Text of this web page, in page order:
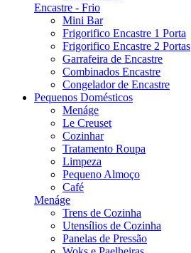
Encastre - Frio
Mini Bar
Frigorifico Encastre 1 Porta
Frigorifico Encastre 2 Portas
Garrafeira de Encastre
Combinados Encastre
Congelador de Encastre
Pequenos Domésticos
Menáge
Le Creuset
Cozinhar
Tratamento Roupa
Limpeza
Pequeno Almoço
Café
Menáge
Trens de Cozinha
Utensílios de Cozinha
Panelas de Pressão